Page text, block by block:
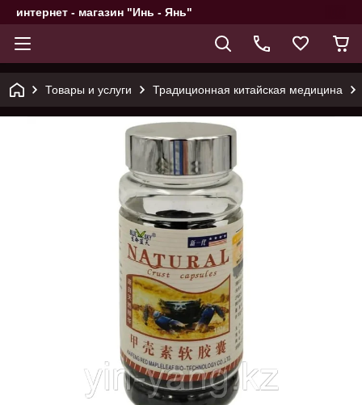
интернет - магазин "Инь - Янь"
Товары и услуги Традиционная китайская медицина